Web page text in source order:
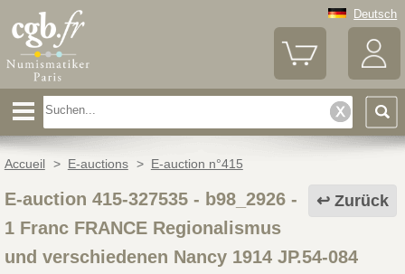
Deutsch
Accueil > E-auctions > E-auction n°415
Zurück
E-auction 415-327535 - b98_2926-
1 Franc FRANCE Regionalismus
und verschiedenen Nancy 1914 JP.54-084